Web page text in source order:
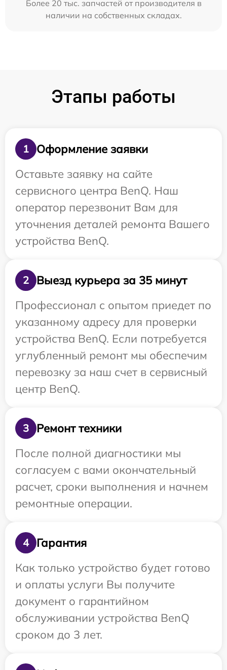
Более 20 тыс. запчастей от производителя в
наличии на собственных складах.
Этапы работы
1
Оформление заявки
Оставьте заявку на сайте
сервисного центра BenQ. Наш
оператор перезвонит Вам для
уточнения деталей ремонта Вашего
устройства BenQ.
2
Выезд курьера за 35 минут
Профессионал с опытом приедет по
указанному адресу для проверки
устройства BenQ. Если потребуется
углубленный ремонт мы обеспечим
перевозку за наш счет в сервисный
центр BenQ.
3
Ремонт техники
После полной диагностики мы
согласуем с вами окончательный
расчет, сроки выполнения и начнем
ремонтные операции.
4
Гарантия
Как только устройство будет готово
и оплаты услуги Вы получите
документ о гарантийном
обслуживании устройства BenQ
сроком до 3 лет.